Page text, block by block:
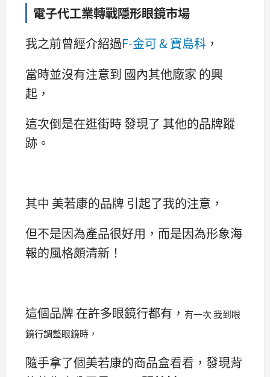
電子代工業轉戰隱形眼鏡市場
我之前曾經介紹過F-金可 & 寶島科 ，
當時並沒有注意到 國內其他廠家 的興
起，
這次倒是在逛街時 發現了 其他的品牌蹤
跡。
其中 美若康的品牌 引起了我的注意，
但不是因為產品很好用，而是因為形象海
報的風格頗清新！
這個品牌 在許多眼鏡行都有， 有一次 我到眼
鏡行調整眼鏡時，
隨手拿了個美若康的商品盒看看，發現背